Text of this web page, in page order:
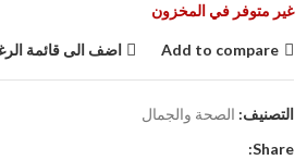
غير متوفر في المخزون
Add to compare اضف الى قائمة
التصنيف: الصحة والجمال
Share: